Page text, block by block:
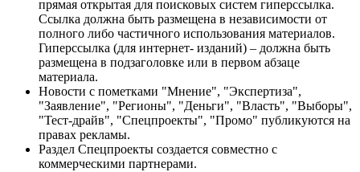
прямая открытая для поисковых систем гиперссылка.
Ссылка должна быть размещена в независимости от
полного либо частичного использования материалов.
Гиперссылка (для интернет- изданий) – должна быть
размещена в подзаголовке или в первом абзаце
материала.
Новости с пометками "Мнение", "Экспертиза",
"Заявление", "Регионы", "Деньги", "Власть", "Выборы",
"Тест-драйв", "Спецпроекты", "Промо" публикуются на
правах рекламы.
Раздел Спецпроекты создается совместно с
коммерческими партнерами.